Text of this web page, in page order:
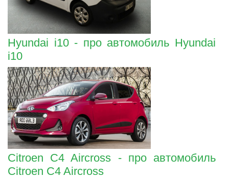
Hyundai i10 - про автомобиль Hyundai
i10
Citroen C4 Aircross - про автомобиль
Citroen C4 Aircross